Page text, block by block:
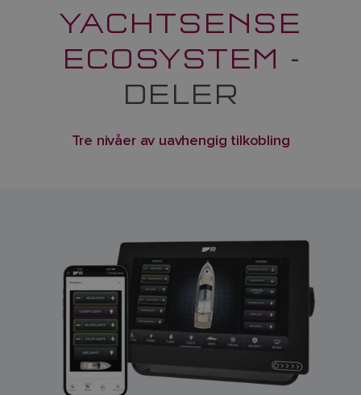
YACHTSENSE
ECOSYSTEM -
DELER
Tre nivåer av uavhengig tilkobling